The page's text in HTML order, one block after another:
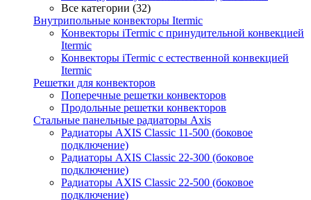
Все категории (32)
Внутрипольные конвекторы Itermic
Конвекторы iTermic c принудительной конвекцией
Itermic
Конвекторы iTermic с естественной конвекцией
Itermic
Решетки для конвекторов
Поперечные решетки конвекторов
Продольные решетки конвекторов
Стальные панельные радиаторы Axis
Радиаторы AXIS Classic 11-500 (боковое
подключение)
Радиаторы AXIS Classic 22-300 (боковое
подключение)
Радиаторы AXIS Classic 22-500 (боковое
подключение)